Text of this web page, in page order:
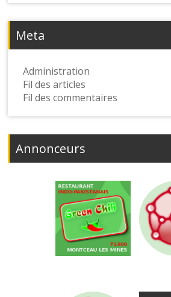
Meta
Administration
Fil des articles
Fil des commentaires
Annonceurs